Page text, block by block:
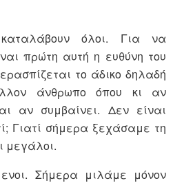
όλοι. Για να
πρώτη αυτή η ευθύνη του
το άδικο δηλαδή
άνθρωπο όπου κι αν
αν συμβαίνει. Δεν είναι
Γιατί σήμερα ξεχάσαμε τη
μεγάλοι.
Σήμερα μιλάμε μόνον